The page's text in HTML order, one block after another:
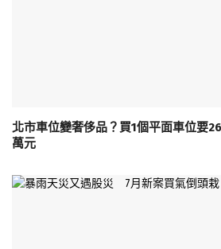
北市車位變奢侈品？買1個平面車位要
萬元